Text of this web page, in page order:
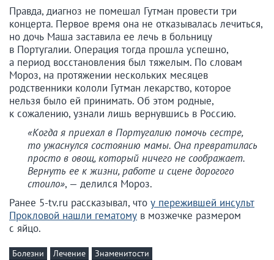
Правда, диагноз не помешал Гутман провести три
концерта. Первое время она не отказывалась лечиться,
но дочь Маша заставила ее лечь в больницу
в Португалии. Операция тогда прошла успешно,
а период восстановления был тяжелым. По словам
Мороз, на протяжении нескольких месяцев
родственники кололи Гутман лекарство, которое
нельзя было ей принимать. Об этом родные,
к сожалению, узнали лишь вернувшись в Россию.
«Когда я приехал в Португалию помочь сестре,
то ужаснулся состоянию мамы. Она превратилась
просто в овощ, который ничего не соображает.
Вернуть ее к жизни, работе и сцене дорогого
стоило», — делился Мороз.
Ранее 5-tv.ru рассказывал, что у пережившей инсульт
Прокловой нашли гематому в мозжечке размером
с яйцо.
Болезни Лечение Знаменитости